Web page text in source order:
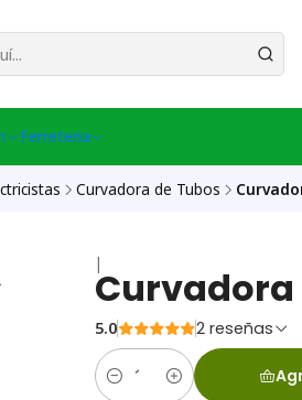
Ferreteria
Curvadora de Tubos
|
Curvadora
5.0 2 reseñas
Cantidad